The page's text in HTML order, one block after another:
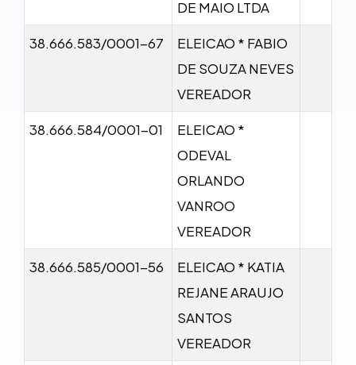
DE MAIO LTDA
38.666.583/0001-67
ELEICAO * FABIO
DE SOUZA NEVES
VEREADOR
38.666.584/0001-01
ELEICAO *
ODEVAL
ORLANDO
VANROO
VEREADOR
38.666.585/0001-56
ELEICAO * KATIA
REJANE ARAUJO
SANTOS
VEREADOR